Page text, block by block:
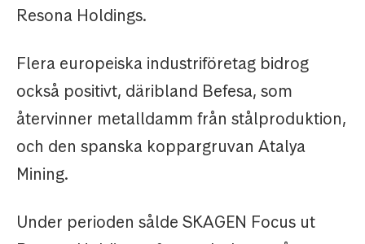
Resona Holdings.
Flera europeiska industriföretag bidrog
också positivt, däribland Befesa, som
återvinner metalldamm från stålproduktion,
och den spanska koppargruvan Atalya
Mining.
Under perioden sålde SKAGEN Focus ut